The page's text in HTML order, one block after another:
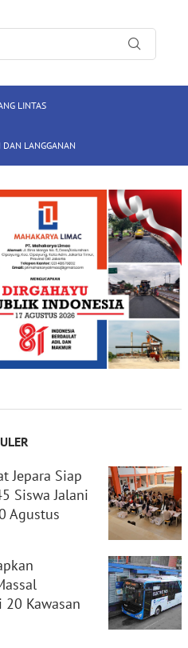
LINTAS
DAN LANGGANAN
Jepara Siap
Siswa Jalani
Agustus
Kawasan